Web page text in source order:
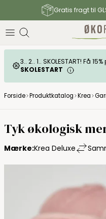
Gratis fragt til
3.. 2.. 1.. SKOLESTART! Få
SKOLESTART
Forside Produktkatalog Krea
Krea Deluxe
Tyk økologisk
Mærke:Krea Deluxe